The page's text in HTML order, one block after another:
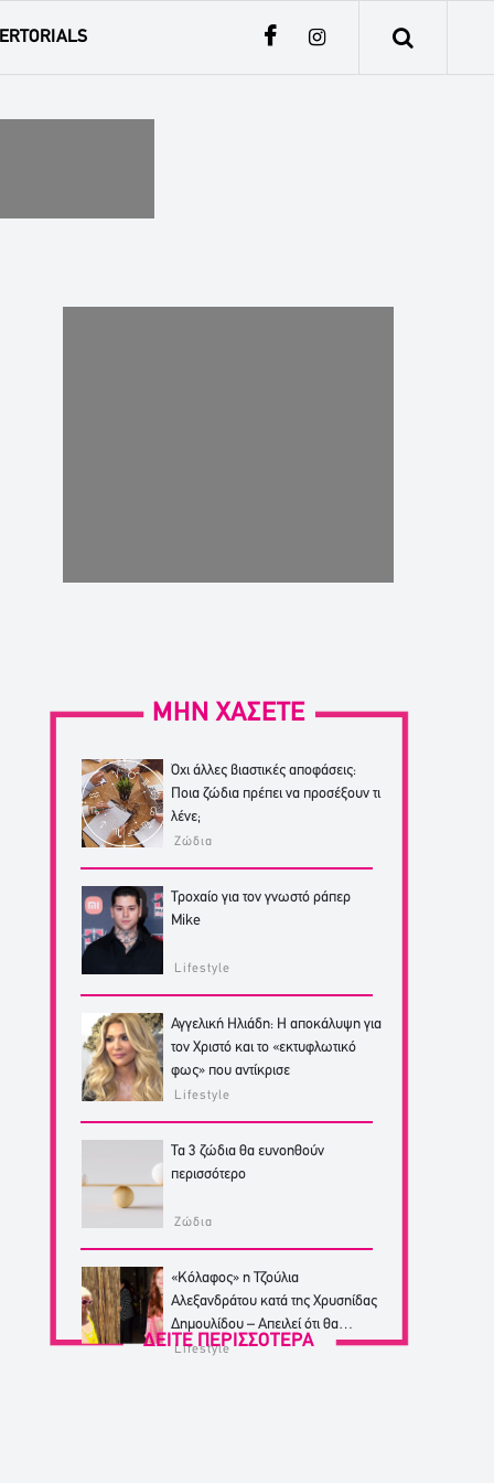
ΜΗΝ ΧΑΣΕΤΕ
Όχι άλλες βιαστικές αποφάσεις:
Ποια ζώδια πρέπει να προσέξουν τι
λένε;
Ζώδια
Τροχαίο για τον γνωστό ράπερ
Mike
Lifestyle
Αγγελική Ηλιάδη: Η αποκάλυψη για
τον Χριστό και το «εκτυφλωτικό
φως» που αντίκρισε
Lifestyle
Τα 3 ζώδια θα ευνοηθούν
περισσότερο
Ζώδια
«Κόλαφος» η Τζούλια
Αλεξανδράτου κατά της Χρυσηίδας
Δημουλίδου – Απειλεί ότι θα
κινηθεί νομικά
Lifestyle
ΔΕΙΤΕ ΠΕΡΙΣΣΟΤΕΡΑ